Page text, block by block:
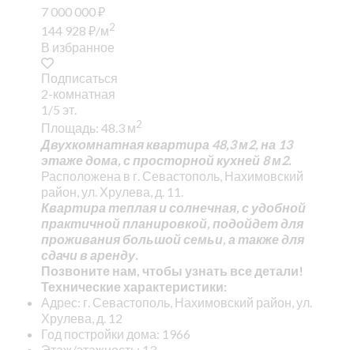
7 000 000₽
144 928 ₽/м2
В избранное
Подписаться
2-комнатная
1/5 эт.
Площадь: 48.3 м2
Двухкомнатная квартира 48,3 м2, на 13
этаже дома, с просторной кухней 8 м2.
Расположена в г. Севастополь, Нахимовский
район, ул. Хрулева, д. 11.
Квартира теплая и солнечная, с удобной
практичной планировкой, подойдет для
проживания большой семьи, а также для
сдачи в аренду.
Позвоните нам, чтобы узнать все детали!
Технические характеристики:
Адрес: г. Севастополь, Нахимовский район, ул.
Хрулева, д. 12
Год постройки дома: 1966